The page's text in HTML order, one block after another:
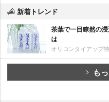
新着トレンド
茶葉で一目瞭然の
は
オリコンタイアップ
も